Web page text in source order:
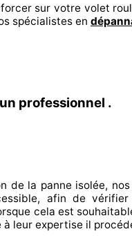
sur votre volet
spécialistes en
professionnel .
de la panne isolée,
, afin de vérifier
cela est
à leur expertise il